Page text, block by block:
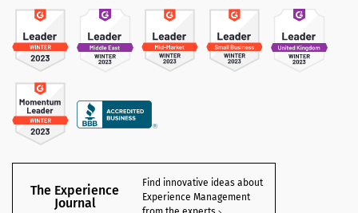
The Experience
Journal
Find innovative ideas about
Experience Management